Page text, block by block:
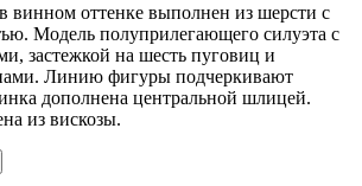
винном оттенке выполнен из шерсти с
Модель полуприлегающего силуэта с
застежкой на шесть пуговиц и
Линию фигуры подчеркивают
дополнена центральной шлицей.
из вискозы.